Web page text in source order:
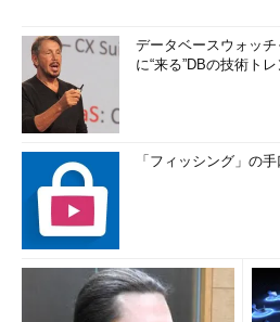
データベースウォッ
に“来る”DBの技術ト
「フィッシング」の